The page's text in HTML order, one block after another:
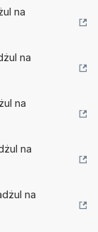
na
na
na
na
na